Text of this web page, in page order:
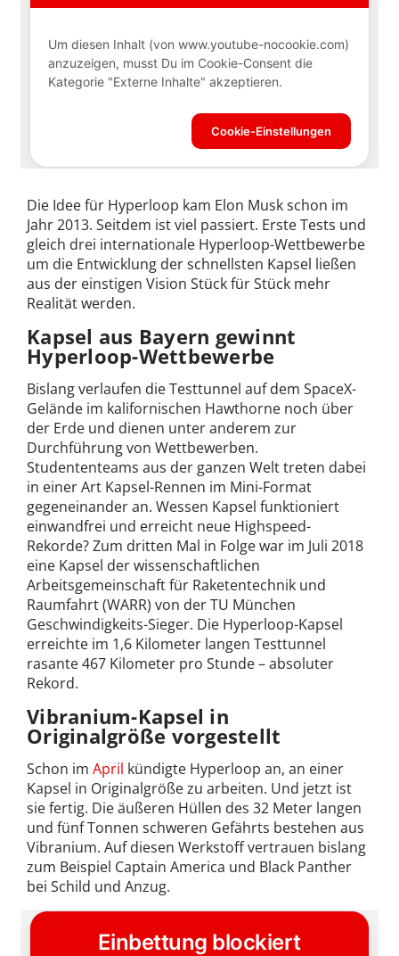
Die Idee für Hyperloop kam Elon Musk schon im
Jahr 2013. Seitdem ist viel passiert. Erste Tests und
gleich drei internationale Hyperloop-Wettbewerbe
um die Entwicklung der schnellsten Kapsel ließen
aus der einstigen Vision Stück für Stück mehr
Realität werden.
Kapsel aus Bayern gewinnt
Hyperloop-Wettbewerbe
Bislang verlaufen die Testtunnel auf dem SpaceX-
Gelände im kalifornischen Hawthorne noch über
der Erde und dienen unter anderem zur
Durchführung von Wettbewerben.
Studententeams aus der ganzen Welt treten dabei
in einer Art Kapsel-Rennen im Mini-Format
gegeneinander an. Wessen Kapsel funktioniert
einwandfrei und erreicht neue Highspeed-
Rekorde? Zum dritten Mal in Folge war im Juli 2018
eine Kapsel der wissenschaftlichen
Arbeitsgemeinschaft für Raketentechnik und
Raumfahrt (WARR) von der TU München
Geschwindigkeits-Sieger. Die Hyperloop-Kapsel
erreichte im 1,6 Kilometer langen Testtunnel
rasante 467 Kilometer pro Stunde – absoluter
Rekord.
Vibranium-Kapsel in
Originalgröße vorgestellt
Schon im April kündigte Hyperloop an, an einer
Kapsel in Originalgröße zu arbeiten. Und jetzt ist
sie fertig. Die äußeren Hüllen des 32 Meter langen
und fünf Tonnen schweren Gefährts bestehen aus
Vibranium. Auf diesen Werkstoff vertrauen bislang
zum Beispiel Captain America und Black Panther
bei Schild und Anzug.